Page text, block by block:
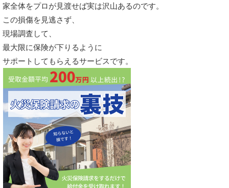
家全体をプロが見渡せば実は沢山あるのです。
この損傷を見逃さず、
現場調査して、
最大限に保険が下りるように
サポートしてもらえるサービスです。